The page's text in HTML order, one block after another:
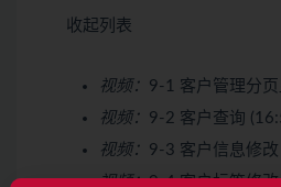
收起列表
视频： 9-1 客户管理分
视频： 9-2 客户查询
视频： 9-3 客户信息修
视频：9-4 客户标签修